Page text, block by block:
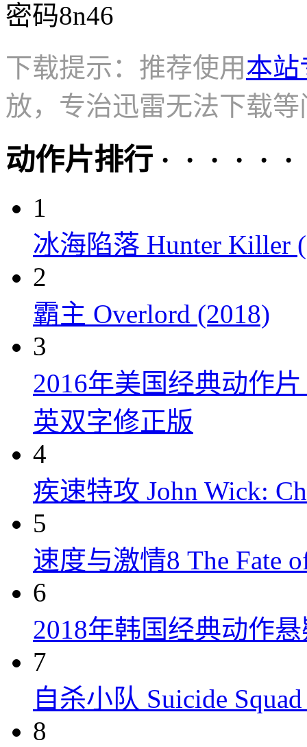
密码8n46
下载提示：推荐使用本站
放，专治迅雷无法下载等
动作片排行 · · · · · ·
1
冰海陷落 Hunter Killer
2
霸主 Overlord (2018)
3
2016年美国经典动作
英双字修正版
4
疾速特攻 John Wick:
5
速度与激情8 The Fate
6
2018年韩国经典动作
7
自杀小队 Suicide
8